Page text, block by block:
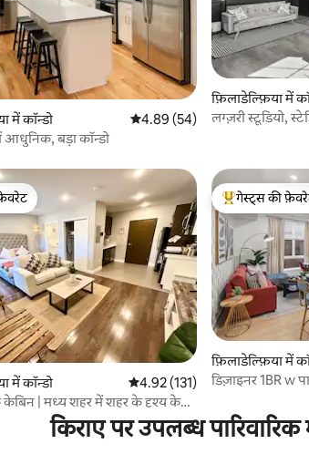
में कॉन्डो औसत रेटिंग 5 में से 4.89, 54
4.89 (54)
बड़ा कॉन्डो
फ़िलाडेल्फ़िया में
लग्ज़री स्टूडियो,
में कॉन्डो औसत रेटिंग 5 में से 4.92, 131
4.92 (131)
| मध्य शहर में शहर के दृश्य के
गेस्ट्स का टॉप
गेस्ट्स की
फ़िलाडेल्फ़िया में
डिज़ाइनर 1BR w
किराए पर उपलब्ध